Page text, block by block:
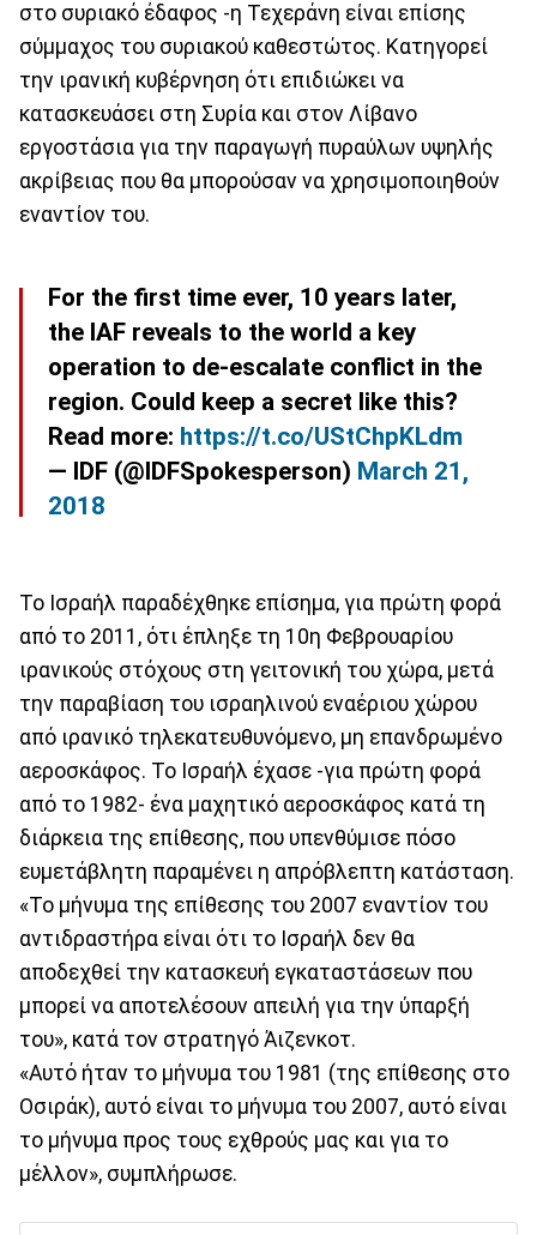
στο συριακό έδαφος -η Τεχεράνη είναι επίσης
σύμμαχος του συριακού καθεστώτος. Κατηγορεί
την ιρανική κυβέρνηση ότι επιδιώκει να
κατασκευάσει στη Συρία και στον Λίβανο
εργοστάσια για την παραγωγή πυραύλων υψηλής
ακρίβειας που θα μπορούσαν να χρησιμοποιηθούν
εναντίον του.
For the first time ever, 10 years later,
the IAF reveals to the world a key
operation to de-escalate conflict in the
region. Could keep a secret like this?
Read more: https://t.co/UStChpKLdm
— IDF (@IDFSpokesperson) March 21,
2018
Το Ισραήλ παραδέχθηκε επίσημα, για πρώτη φορά
από το 2011, ότι έπληξε τη 10η Φεβρουαρίου
ιρανικούς στόχους στη γειτονική του χώρα, μετά
την παραβίαση του ισραηλινού εναέριου χώρου
από ιρανικό τηλεκατευθυνόμενο, μη επανδρωμένο
αεροσκάφος. Το Ισραήλ έχασε -για πρώτη φορά
από το 1982- ένα μαχητικό αεροσκάφος κατά τη
διάρκεια της επίθεσης, που υπενθύμισε πόσο
ευμετάβλητη παραμένει η απρόβλεπτη κατάσταση.
«Το μήνυμα της επίθεσης του 2007 εναντίον του
αντιδραστήρα είναι ότι το Ισραήλ δεν θα
αποδεχθεί την κατασκευή εγκαταστάσεων που
μπορεί να αποτελέσουν απειλή για την ύπαρξή
του», κατά τον στρατηγό Άιζενκοτ.
«Αυτό ήταν το μήνυμα του 1981 (της επίθεσης στο
Οσιράκ), αυτό είναι το μήνυμα του 2007, αυτό είναι
το μήνυμα προς τους εχθρούς μας και για το
μέλλον», συμπλήρωσε.